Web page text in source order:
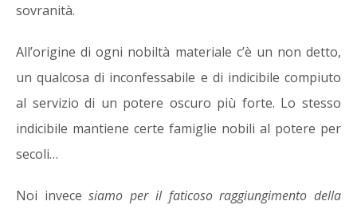
sovranità.
All’origine di ogni nobiltà materiale c’è un non detto,
un qualcosa di inconfessabile e di indicibile compiuto
al servizio di un potere oscuro più forte. Lo stesso
indicibile mantiene certe famiglie nobili al potere per
secoli…
Noi invece siamo per il faticoso raggiungimento della